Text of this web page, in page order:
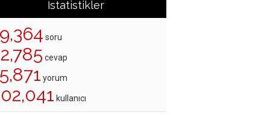
İstatistikler
soru
cevap
yorum
kullanıcı